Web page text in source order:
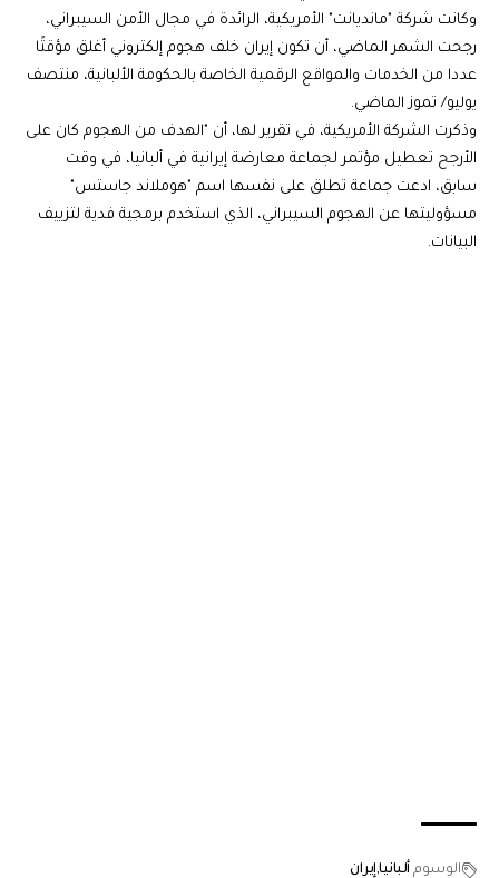
وكانت شركة "مانديانت" الأمريكية، الرائدة في مجال الأمن السيبراني،
رجحت الشهر الماضي، أن تكون إيران خلف هجوم إلكتروني أغلق مؤقتًا
عددا من الخدمات والمواقع الرقمية الخاصة بالحكومة الألبانية، منتصف
يوليو/ تموز الماضي.
وذكرت الشركة الأمريكية، في تقرير لها، أن "الهدف من الهجوم كان على
الأرجح تعطيل مؤتمر لجماعة معارضة إيرانية في ألبانيا، في وقت
سابق، ادعت جماعة تطلق على نفسها اسم "هوملاند جاستس"
مسؤوليتها عن الهجوم السيبراني، الذي استخدم برمجية فدية لتزييف
البيانات.
الوسوم ألبانياإيران